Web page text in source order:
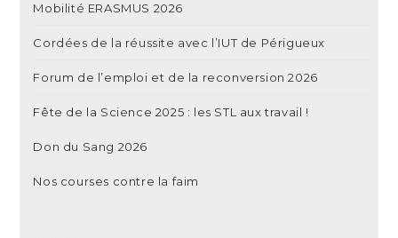
Mobilité ERASMUS 2026
Cordées de la réussite avec l’IUT de Périgueux
Forum de l’emploi et de la reconversion 2026
Fête de la Science 2025 : les STL aux travail !
Don du Sang 2026
Nos courses contre la faim